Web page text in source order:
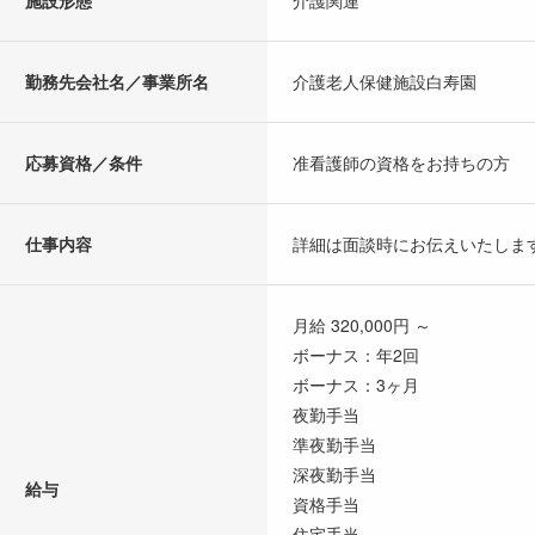
勤務先会社名／事業所名 介護老人保健施設白寿園
応募資格／条件 准看護師の資格をお持ちの方
仕事内容 詳細は面談時にお伝えいたしま
給与
月給 320,000円 ～
ボーナス：年2回
ボーナス：3ヶ月
夜勤手当
準夜勤手当
深夜勤手当
資格手当